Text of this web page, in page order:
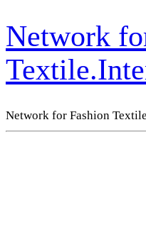
Network
Network for Fashion